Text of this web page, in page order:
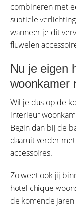
combineren met
subtiele
wanneer je dit
fluwelen
Nu je eigen
woonkamer
Wil je dus op de
interieur
Begin dan bij de
daaruit verder
accessoires.
Zo weet ook jij
hotel chique
de komende jaren